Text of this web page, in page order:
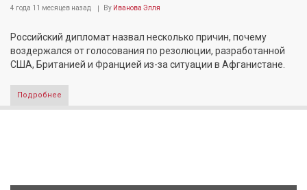
4 года 11 месяцев назад By Иванова Элля
Российский дипломат назвал несколько причин, почему
воздержался от голосования по резолюции, разработанной
США, Британией и Францией из-за ситуации в Афганистане.
Подробнее